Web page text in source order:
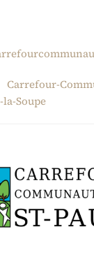
Carrefour-
Soupe